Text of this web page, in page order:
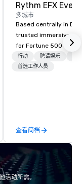
多城市
Based centrally in
trusted immersive
for Fortune 500
2012. We deliver stunning premium AV
and in-house custom
back because we
effortless, making
brilliant with stunning
leadership loves.
行动 聘请娱乐
首选工作人员
查看简档
活动所需。